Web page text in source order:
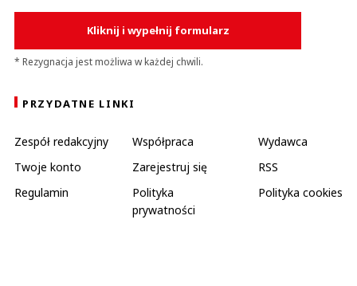
Kliknij i wypełnij formularz
* Rezygnacja jest możliwa w każdej chwili.
PRZYDATNE LINKI
Zespół redakcyjny Współpraca
Wydawca
Twoje konto
Zarejestruj się
RSS
Regulamin
Polityka
prywatności
Polityka cookies